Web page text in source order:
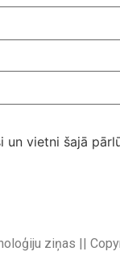
un vietni šajā
ziņas ||